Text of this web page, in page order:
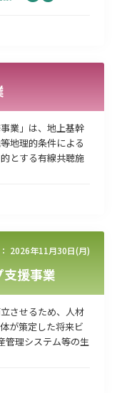
業」は、地上基幹
地理的条件による
とする有線共聴施
2026年11月30日(月)
援事業
させるため、人材
が策定した将来ビ
管理システム等の生